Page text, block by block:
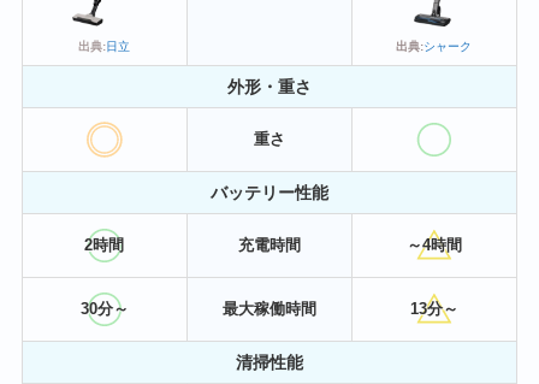
出典:日立 出典:シャーク
外形・重さ
重さ
バッテリー性能
2時間 充電時間 ～4時間
30分～ 最大稼働時間 13分～
清掃性能